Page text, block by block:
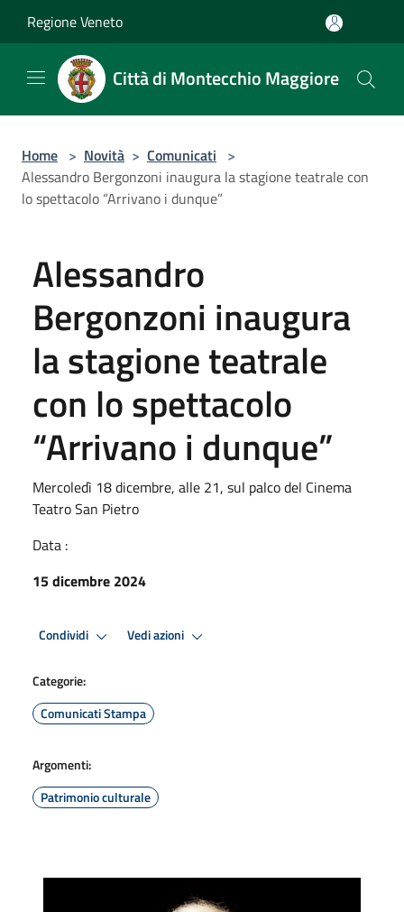
Regione Veneto
Città di Montecchio Maggiore
Home > Novità > Comunicati >
Alessandro Bergonzoni inaugura la stagione teatrale con
lo spettacolo “Arrivano i dunque”
Alessandro
Bergonzoni inaugura
la stagione teatrale
con lo spettacolo
“Arrivano i dunque”
Mercoledì 18 dicembre, alle 21, sul palco del Cinema
Teatro San Pietro
Data :
15 dicembre 2024
Condividi Vedi azioni
Categorie:
Comunicati Stampa
Argomenti:
Patrimonio culturale